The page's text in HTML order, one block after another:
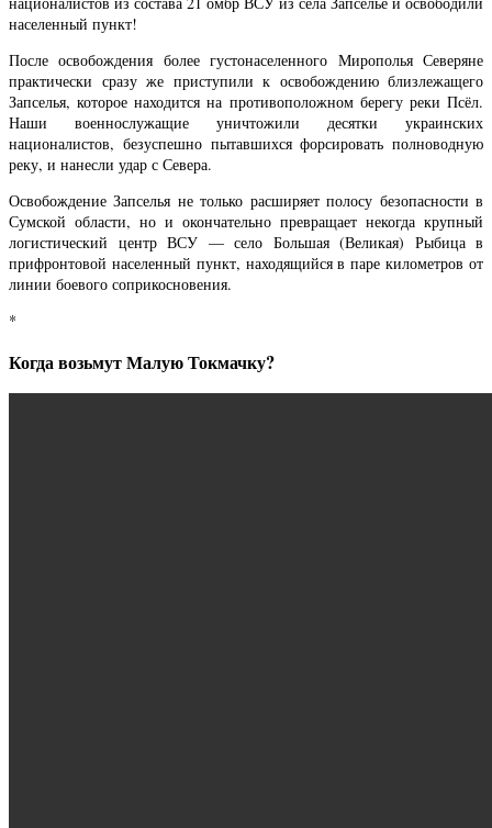
населенный пункт!
После освобождения более густонаселенного Мирополья Северяне
практически сразу же приступили к освобождению близлежащего
Запселья, которое находится на противоположном берегу реки Псёл.
Наши военнослужащие уничтожили десятки украинских
националистов, безуспешно пытавшихся форсировать полноводную
реку, и нанесли удар с Севера.
Освобождение Запселья не только расширяет полосу безопасности в
Сумской области, но и окончательно превращает некогда крупный
логистический центр ВСУ — село Большая (Великая) Рыбица в
прифронтовой населенный пункт, находящийся в паре километров от
линии боевого соприкосновения.
*
Когда возьмут Малую Токмачку?